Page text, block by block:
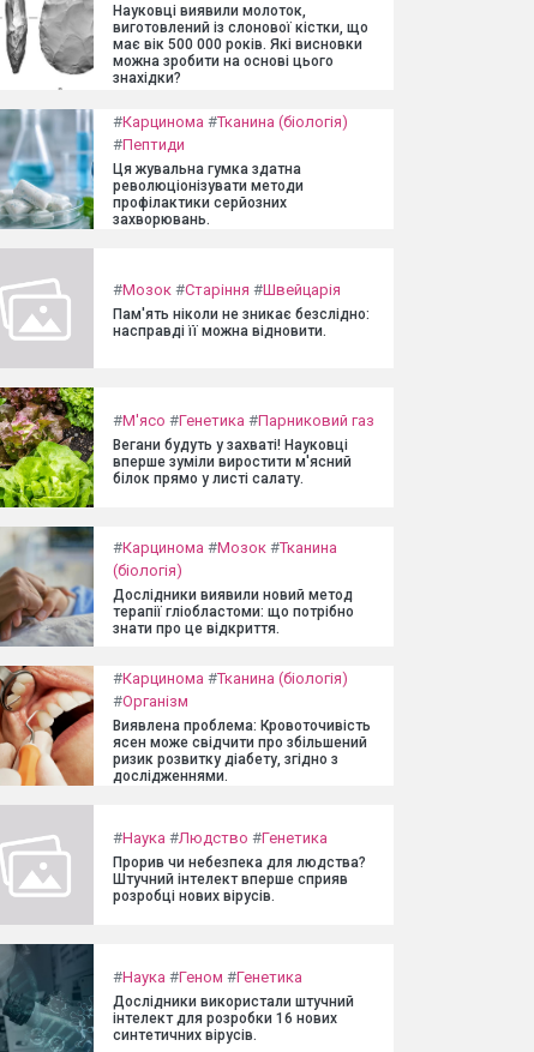
Науковці виявили молоток,
виготовлений із слонової кістки, що
має вік 500 000 років. Які висновки
можна зробити на основі цього
знахідки?
#Карцинома #Тканина (біологія)
#Пептиди
Ця жувальна гумка здатна
революціонізувати методи
профілактики серйозних
захворювань.
#Мозок #Старіння #Швейцарія
Пам'ять ніколи не зникає безслідно:
насправді її можна відновити.
#М'ясо #Генетика #Парниковий газ
Вегани будуть у захваті! Науковці
вперше зуміли виростити м'ясний
білок прямо у листі салату.
#Карцинома #Мозок #Тканина
(біологія)
Дослідники виявили новий метод
терапії гліобластоми: що потрібно
знати про це відкриття.
#Карцинома #Тканина (біологія)
#Організм
Виявлена проблема: Кровоточивість
ясен може свідчити про збільшений
ризик розвитку діабету, згідно з
дослідженнями.
#Наука #Людство #Генетика
Прорив чи небезпека для людства?
Штучний інтелект вперше сприяв
розробці нових вірусів.
#Наука #Геном #Генетика
Дослідники використали штучний
інтелект для розробки 16 нових
синтетичних вірусів.